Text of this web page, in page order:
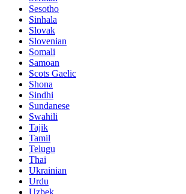
Sesotho
Sinhala
Slovak
Slovenian
Somali
Samoan
Scots Gaelic
Shona
Sindhi
Sundanese
Swahili
Tajik
Tamil
Telugu
Thai
Ukrainian
Urdu